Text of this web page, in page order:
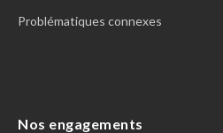
Problématiques connexes
Nos engagements